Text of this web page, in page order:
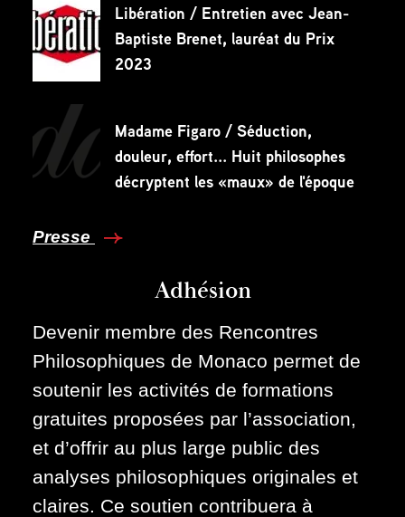
Libération / Entretien avec Jean-
Baptiste Brenet, lauréat du Prix
2023
Madame Figaro / Séduction,
douleur, effort... Huit philosophes
décryptent les «maux» de l'époque
Presse
Adhésion
Devenir membre des Rencontres
Philosophiques de Monaco permet de
soutenir les activités de formations
gratuites proposées par l’association,
et d’offrir au plus large public des
analyses philosophiques originales et
claires. Ce soutien contribuera à